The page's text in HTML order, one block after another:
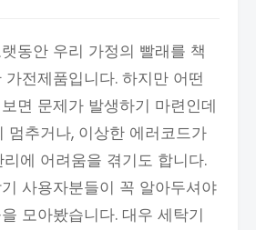
동안 우리 가정의 빨래를 책
전제품입니다. 하지만 어떤
면 문제가 발생하기 마련인데
멈추거나, 이상한 에러코드가
에 어려움을 겪기도 합니다.
사용자분들이 꼭 알아두셔야
모아봤습니다. 대우 세탁기